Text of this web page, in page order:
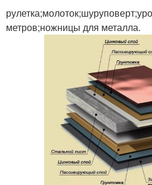
метров;ножницы для металла.